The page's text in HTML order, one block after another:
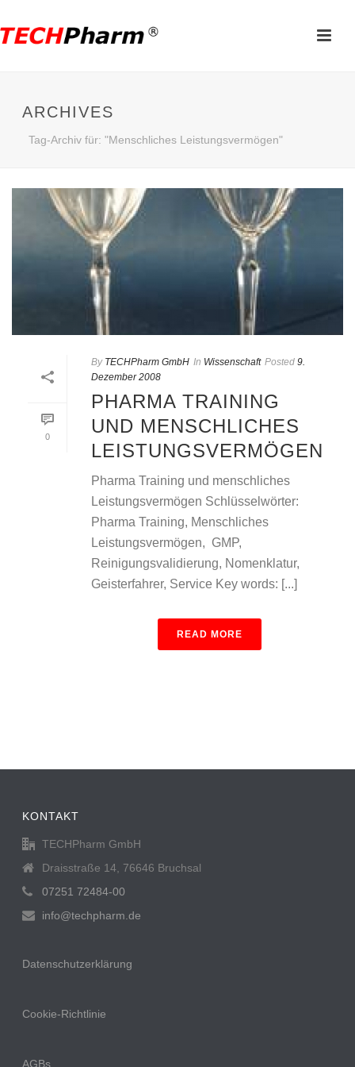
ARCHIVES
Tag-Archiv für: "Menschliches Leistungsvermögen"
0
By TECHPharm GmbH In Wissenschaft Posted 9.
Dezember 2008
PHARMA TRAINING
UND MENSCHLICHES
LEISTUNGSVERMÖGEN
Pharma Training und menschliches
Leistungsvermögen Schlüsselwörter:
Pharma Training, Menschliches
Leistungsvermögen, GMP,
Reinigungsvalidierung, Nomenklatur,
Geisterfahrer, Service Key words: [...]
READ MORE
KONTAKT
TECHPharm GmbH
Draisstraße 14, 76646 Bruchsal
07251 72484-00
info@techpharm.de
Datenschutzerklärung
Cookie-Richtlinie
AGBs